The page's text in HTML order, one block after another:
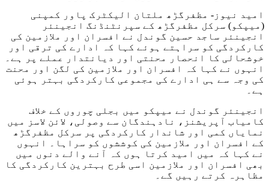
امید نیوز- مظفرگڑھ ملتان الیکٹرک پاور کمپنی
(میپکو) سرکل مظفرگڑھ کے سپرنٹنڈنگ انجینئر
انجینئر ساجد حسین گوندل نے افسران اور ملازمین کی
کارکردگی کو سراہتے ہوئے کہا کہ ادارے کی ترقی اور
خوشحالی کا انحصار محنتی اور دیانتدار عملے پر ہے۔
انہوں نے کہا کہ افسران اور ملازمین کی لگن اور محنت
کی وجہ سے ہی ادارے کی مجموعی کارکردگی بہتر ہوئی
ہے۔
انجینئر گوندل نے میپکو میں بجلی چوروں کے خلاف
کامیاب آپریشنز، نادہندگان سے وصولی، لائن لاسز میں
نمایاں کمی اور شاندار کارکردگی پر سرکل مظفرگڑھ
کے افسران اور ملازمین کی کوششوں کو سراہا۔ انہوں
نے کہا کہ میں امید کرتا ہوں کہ آنے والے دنوں میں
بھی افسران اور ملازمین اسی طرح بہترین کارکردگی کا
مظاہرہ کرتے رہیں گے۔